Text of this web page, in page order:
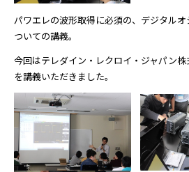
パワエレの波形取得に必須の、デジタル
ついての講義。
今回はテレダイン・レクロイ・ジャパン
を講義いただきました。